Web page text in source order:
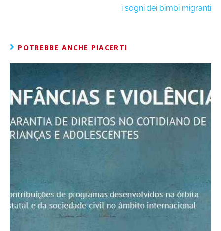
i sogni dei bimbi migranti
POTREBBE ANCHE PIACERTI